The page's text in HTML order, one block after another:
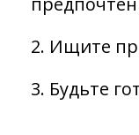
2. Ищите
3. Будьте